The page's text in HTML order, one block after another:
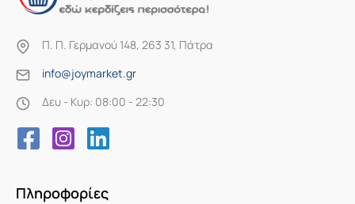
Π. Π. Γερμανού 148, 263 31, Πάτρα
info@joymarket.gr
Δευ - Κυρ: 08:00 - 22:30
Πληροφορίες